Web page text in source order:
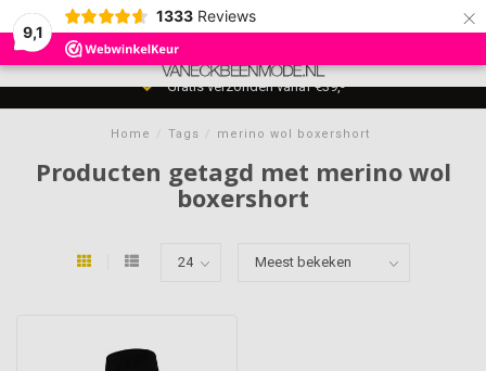
9,1
1333 Reviews ×
MENU
0
Gratis verzonden vanaf €39,-
Home / Tags / merino wol boxershort
Producten getagd met merino wol
boxershort